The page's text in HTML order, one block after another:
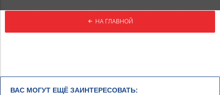
НА ГЛАВНОЙ
ВАС МОГУТ ЕЩЁ ЗАИНТЕРЕСОВАТЬ: